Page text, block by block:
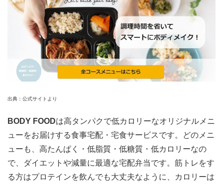
出典：公式サイトより
BODY FOODは高タンパクで低カロリーなオリジナルメニ
ューをお届けする食事宅配・宅食サービスです。どのメニ
ューも、高たんぱく・低脂質・低糖質・低カロリーなの
で、ダイエットや減量に最適な宅配弁当です。筋トレをす
る方はプロテインを飲んでも大丈夫なように、カロリーは